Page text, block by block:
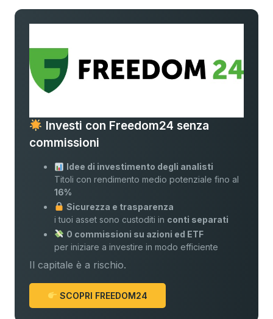
Investi con Freedom24 senza
commissioni
Idee di investimento degli analisti
Titoli con rendimento medio potenziale fino al
16%
Sicurezza e trasparenza
i tuoi asset sono custoditi in conti separati
0 commissioni su azioni ed ETF
per iniziare a investire in modo efficiente
Il capitale è a rischio.
SCOPRI FREEDOM24